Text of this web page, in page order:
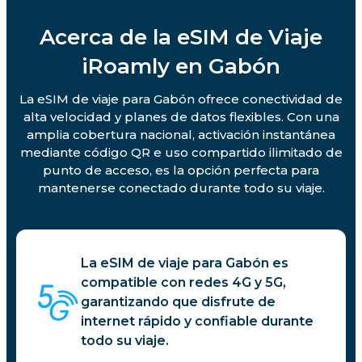
Acerca de la eSIM de Viaje
iRoamly en Gabón
La eSIM de viaje para Gabón ofrece conectividad de
alta velocidad y planes de datos flexibles. Con una
amplia cobertura nacional, activación instantánea
mediante código QR e uso compartido ilimitado de
punto de acceso, es la opción perfecta para
mantenerse conectado durante todo su viaje.
La eSIM de viaje para Gabón es
compatible con redes 4G y 5G,
garantizando que disfrute de
internet rápido y confiable durante
todo su viaje.